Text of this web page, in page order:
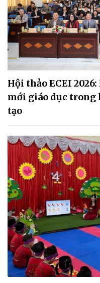
Hội thảo ECEI
mới giáo dục trong
tạo